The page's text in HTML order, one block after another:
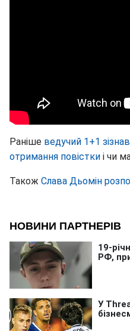
Раніше ведучий 1+1
отримання повістки і чи
Також Слава Дьомін